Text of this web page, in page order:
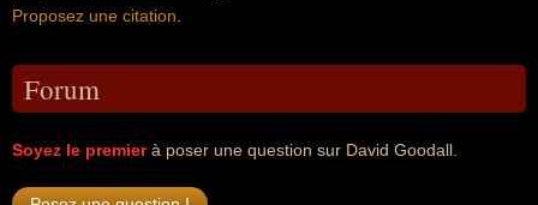
Proposez une citation
Forum
Soyez le premierà poser une question sur David Goodall.